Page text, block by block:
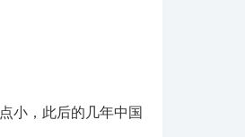
小，此后的几年中国